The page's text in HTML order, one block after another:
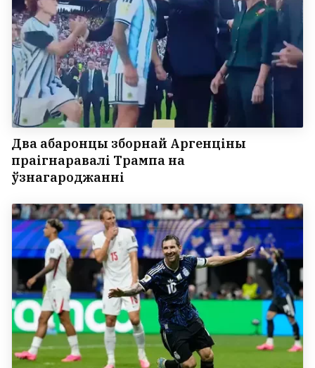
Два абаронцы зборнай Аргенціны
праігнаравалі Трампа на
ўзнагароджанні